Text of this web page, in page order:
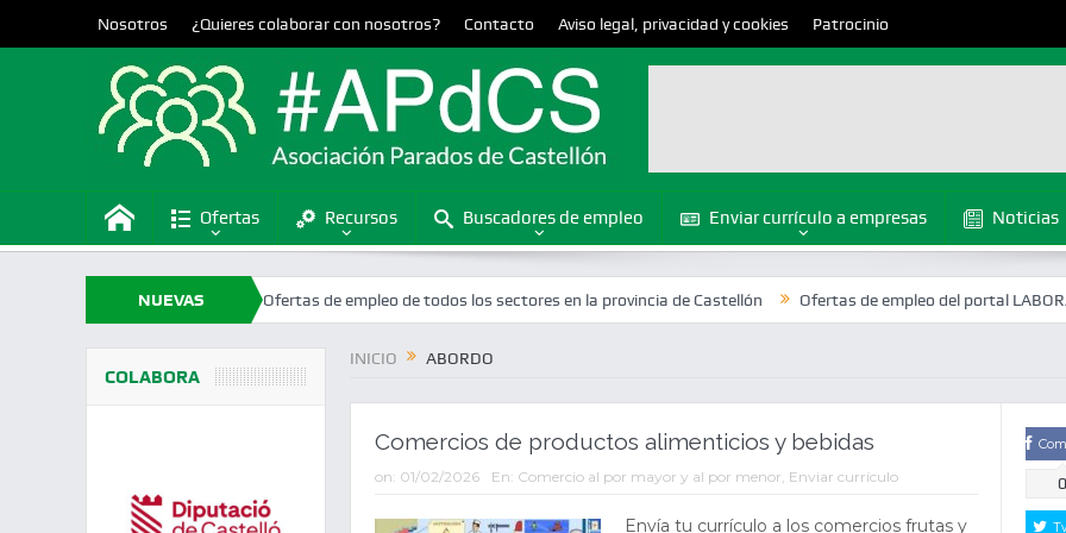
Nosotros ¿Quieres colaborar con nosotros? Contacto Aviso legal, privacidad y cookies Patrocinio
Ofertas Recursos Buscadores de empleo Enviar currículo a empresas Noticias
NUEVAS
OFERTAS
Valenciana Ofertas de empleo de todos los sectores en la provincia de Castellón Ofertas de empleo del portal LABORA en la
INICIO ABORDO
Comercios de productos alimenticios y bebidas
on: 01/02/2026 En: Comercio al por mayor y al por menor, Enviar currículo
Envía tu currículo a los comercios frutas y
0
COLABORA